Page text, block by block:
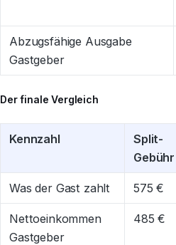
Abzugsfähige Ausgabe
Gastgeber
Der finale Vergleich
Kennzahl
Split-
Gebühr
Was der Gast zahlt 575 €
Nettoeinkommen
Gastgeber
485 €